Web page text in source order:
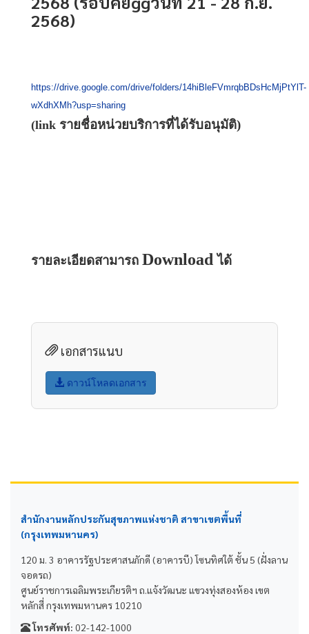
2568)
https://drive.google.com/drive/folders/14hiBleFVmrqbBDsHcMjPtYlT-
wXdhXMh?usp=sharing
(link รายชื่อหน่วยบริการที่ได้รับอนุมัติ)
รายละเอียดสามารถ Download ได้
เอกสารแนบ
ดาวน์โหลดเอกสาร
สำนักงานหลักประกันสุขภาพแห่งชาติ สาขาเขตพื้นที่
(กรุงเทพมหานคร)
120 ม. 3 อาคารรัฐประศาสนภักดี (อาคารบี) โซนทิศใต้ ชั้น 5 (ฝั่งลาน
จอดรถ)
ศูนย์ราชการเฉลิมพระเกียรติฯ ถ.แจ้งวัฒนะ แขวงทุ่งสองห้อง เขต
หลักสี่ กรุงเทพมหานคร 10210
โทรศัพท์: 02-142-1000